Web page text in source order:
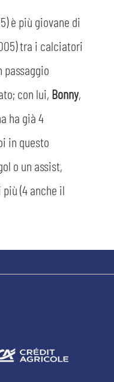
è più giovane di
tra i calciatori
passaggio
con lui, Bonny,
ha già 4
in questo
o un assist,
(4 anche il